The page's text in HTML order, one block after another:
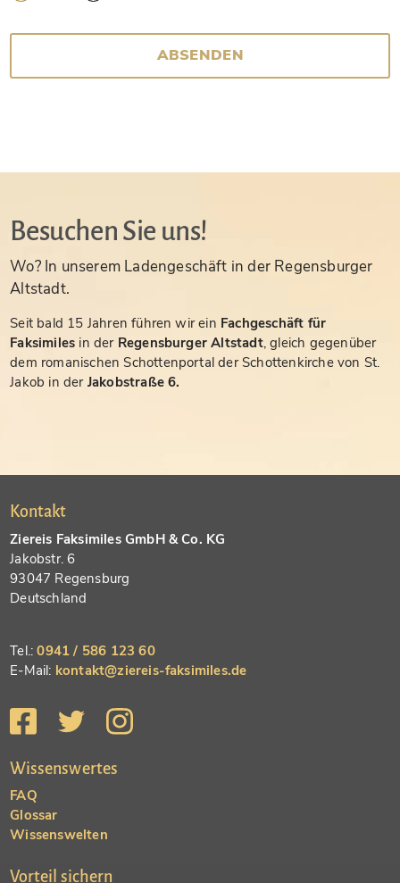
ABSENDEN
Besuchen Sie uns!
Wo? In unserem Ladengeschäft in der Regensburger
Altstadt.
Seit bald 15 Jahren führen wir ein Fachgeschäft für
Faksimiles in der Regensburger Altstadt, gleich gegenüber
dem romanischen Schottenportal der Schottenkirche von St.
Jakob in der Jakobstraße 6.
Kontakt
Ziereis Faksimiles GmbH & Co. KG
Jakobstr. 6
93047 Regensburg
Deutschland
Tel.:0941 / 586 123 60
E-Mail: kontakt@ziereis-faksimiles.de
Wissenswertes
FAQ
Glossar
Wissenswelten
Vorteil sichern